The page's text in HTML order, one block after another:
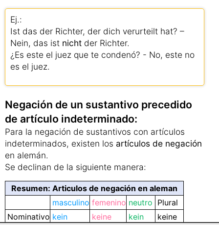
Ej.:
Ist das der Richter, der dich verurteilt hat? –
Nein, das ist nicht der Richter.
¿Es este el juez que te condenó? - No, este no
es el juez.
Negación de un sustantivo precedido
de artículo indeterminado:
Para la negación de sustantivos con artículos
indeterminados, existen los artículos de negación
en alemán.
Se declinan de la siguiente manera:
Resumen: Articulos de negación en aleman
masculino femenino neutro Plural
Nominativo kein keine kein
keine